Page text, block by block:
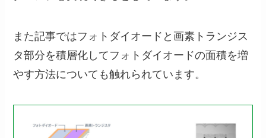
また記事ではフォトダイオードと画素トランジス
タ部分を積層化してフォトダイオードの面積を増
やす方法についても触れられています。